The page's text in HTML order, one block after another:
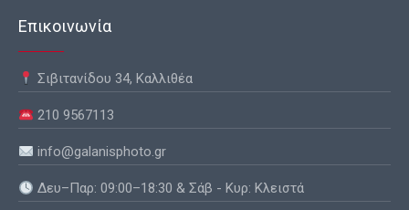
Επικοινωνία
Σιβιτανίδου 34, Καλλιθέα
210 9567113
info@galanisphoto.gr
Δευ–Παρ: 09:00–18:30 & Σάβ - Κυρ: Κλειστά